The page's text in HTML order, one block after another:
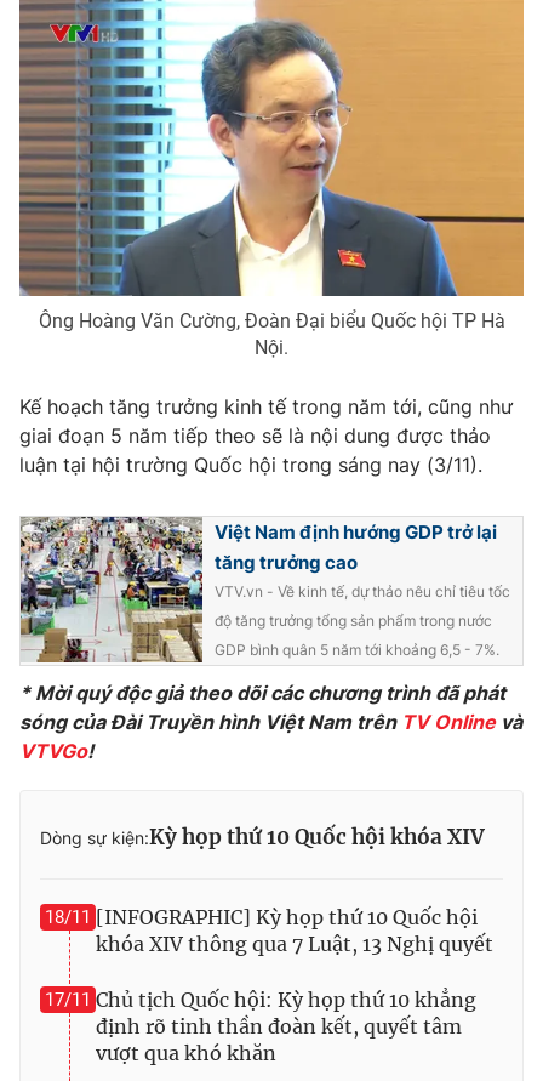
THỜI BÁO VTV
Theo dõi báo trên
Cơ quan chủ quản:Đài Truyền hình Việt Nam
Cơ quan báo chí:Thời báo VTV
Tổng Biên tập: Vũ Thanh Thủy
Phó Tổng Biên tập:Nguyễn Thị Mỹ Hạnh, Phạm Quốc Thắng,
Tổng đài VTV:024.38 355 931 - 024.38 355 932
Ðiện thoại Thời báo VTV:
024.66 897 897
Email:toasoan@vtv.vn
Liên hệ quảng cáo:024-7300.7108
® Cấm sao chép dưới mọi hình thức nếu không có sự chấp
thuận bằng văn bản. Ghi rõ nguồn VTV.vn khi phát hành lại
thông tin từ website này.
Ông Hoàng Văn Cường, Đoàn Đại biểu Quốc hội TP Hà
Nội.
Kế hoạch tăng trưởng kinh tế trong năm tới, cũng như
giai đoạn 5 năm tiếp theo sẽ là nội dung được thảo
luận tại hội trường Quốc hội trong sáng nay (3/11).
Việt Nam định hướng GDP trở lại
tăng trưởng cao
VTV.vn - Về kinh tế, dự thảo nêu chỉ tiêu tốc
độ tăng trưởng tổng sản phẩm trong nước
GDP bình quân 5 năm tới khoảng 6,5 - 7%.
* Mời quý độc giả theo dõi các chương trình đã phát
sóng của Đài Truyền hình Việt Nam trên TV Onlinevà
VTVGo!
Dòng sự kiện:Kỳ họp thứ 10 Quốc hội khóa XIV
18/11 [INFOGRAPHIC] Kỳ họp thứ 10 Quốc hội
khóa XIV thông qua 7 Luật, 13 Nghị quyết
17/11 Chủ tịch Quốc hội: Kỳ họp thứ 10 khẳng
định rõ tinh thần đoàn kết, quyết tâm
vượt qua khó khăn